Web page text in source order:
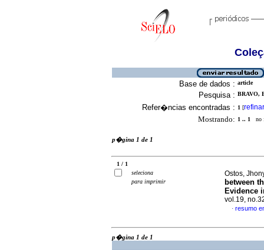
Base de dados : article
Pesquisa : BRAVO,
Refer�ncias encontradas : 1 [refinar
Mostrando: 1 .. 1 no
p�gina 1 de 1
1 / 1
seleciona
para imprimir
Ostos,
between
Evidence
vol.19,
· resumo
p�gina 1 de 1